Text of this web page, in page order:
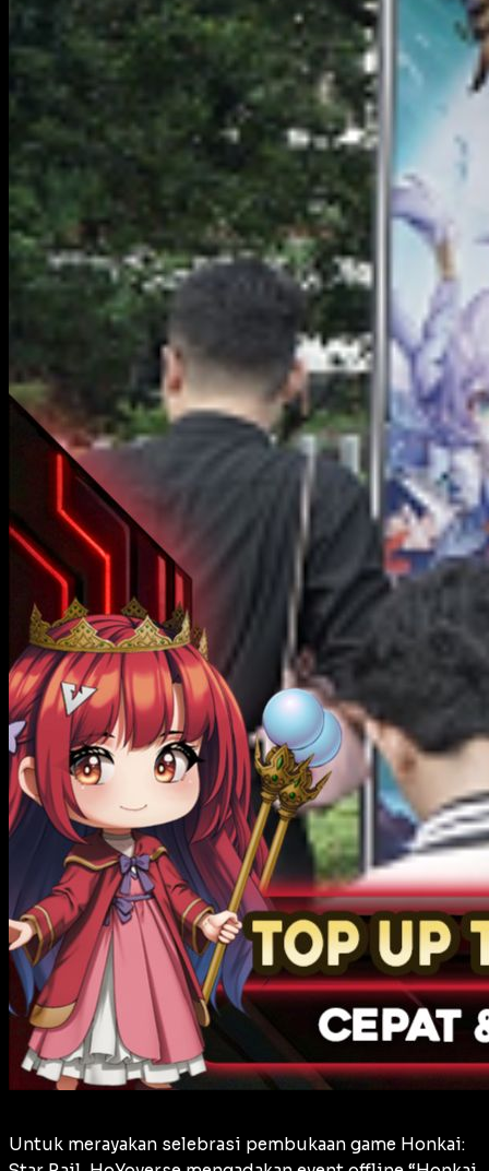
Untuk merayakan selebrasi pembukaan game Honkai: